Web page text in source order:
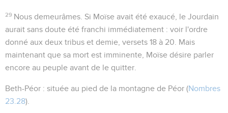
29 Nous demeurâmes . Si Moïse avait été exaucé, le Jourdain
aurait sans doute été franchi immédiatement : voir l'ordre
donné aux deux tribus et demie, versets 18 à 20. Mais
maintenant que sa mort est imminente, Moïse désire parler
encore au peuple avant de le quitter.
Beth-Péor : située au pied de la montagne de Péor (Nombres
23.28).